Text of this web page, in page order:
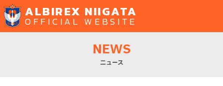
ALBIREX NIIGATA
OFFICIAL WEBSITE
NEWS
ニュース